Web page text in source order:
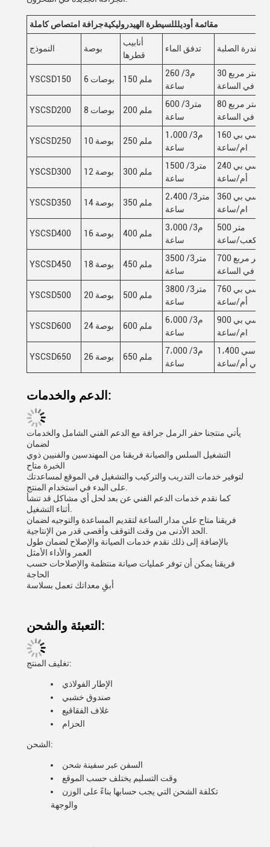
مقائمة أوديلللسيطرة الهيدروليكيةجرافة امتصاص كاملة
النموذج بوصة
أنابيب
قطرها
تدفق الماء القدرة الصلبة
YSCSD150 6 بوصات 150 ملم
260 م3/
ساعة
30 متر مربع
في الساعة
YSCSD200 8 بوصات 200 ملم
600 متر3/
ساعة
80 متر مربع
في الساعة
YSCSD250 10 بوصة 250 ملم
1،000 م3/
ساعة
160 سي بي
ام/ساعة
YSCSD300 12 بوصة 300 ملم
1500 متر3/
ساعة
240 سي بي
أم/ساعة
YSCSD350 14 بوصة 350 ملم
2،400 متر3/
ساعة
360 سي بي
ام/ساعة
YSCSD400 16 بوصة 400 ملم
3،000 م3/
ساعة
500 متر
مكعب/ساعة
YSCSD450 18 بوصة 450 ملم
3500 متر3/
ساعة
700 متر مربع
في الساعة
YSCSD500 20 بوصة 500 ملم
3800 متر3/
ساعة
760 سي بي
أم/ساعة
YSCSD600 24 بوصة 600 ملم
6،000 م3/
ساعة
900 سي بي
ام/ساعة
YSCSD650 26 بوصة 650 ملم
7،000 م3/
ساعة
1،400 سي
بي أم/ساعة
الدعم والخدمات:
يأتي منتجنا حفر الرمل جرافة مع الدعم الفني الشامل والخدمات
لضمان
التشغيل السلس والصيانة فريقنا من المهندسين والفنيين ذوي
الخبرة متاح
لتوفير خدمات التدريب والتركيب والتشغيل في الموقع لمساعدتك
كما نقدم خدمات الدعم الفني عن بعد لحل أي مشاكل قد تنشأ
فريقنا متاح على مدار الساعة لتقديم المساعدة والتوجيه لضمان
بالإضافة إلى ذلك نقدم خدمات الصيانة والإصلاح لضمان طول
العمر والأداء الأمثل
فريقنا يمكن أن توفر عمليات صيانة منتظمة والإصلاحات حسب
الحاجة
أبقِ معداتك تعمل بسلاسة
التعبئة والشحن:
تغليف المنتج:
الإطار الفولاذي
صندوق خشبي
غلاف الفقاقيع
الحزام
الشحن:
السفن عبر سفينة شحن
وقت التسليم يختلف حسب الموقع
تكلفة الشحن التي يجب حسابها بناءً على الوزن
والوجهة